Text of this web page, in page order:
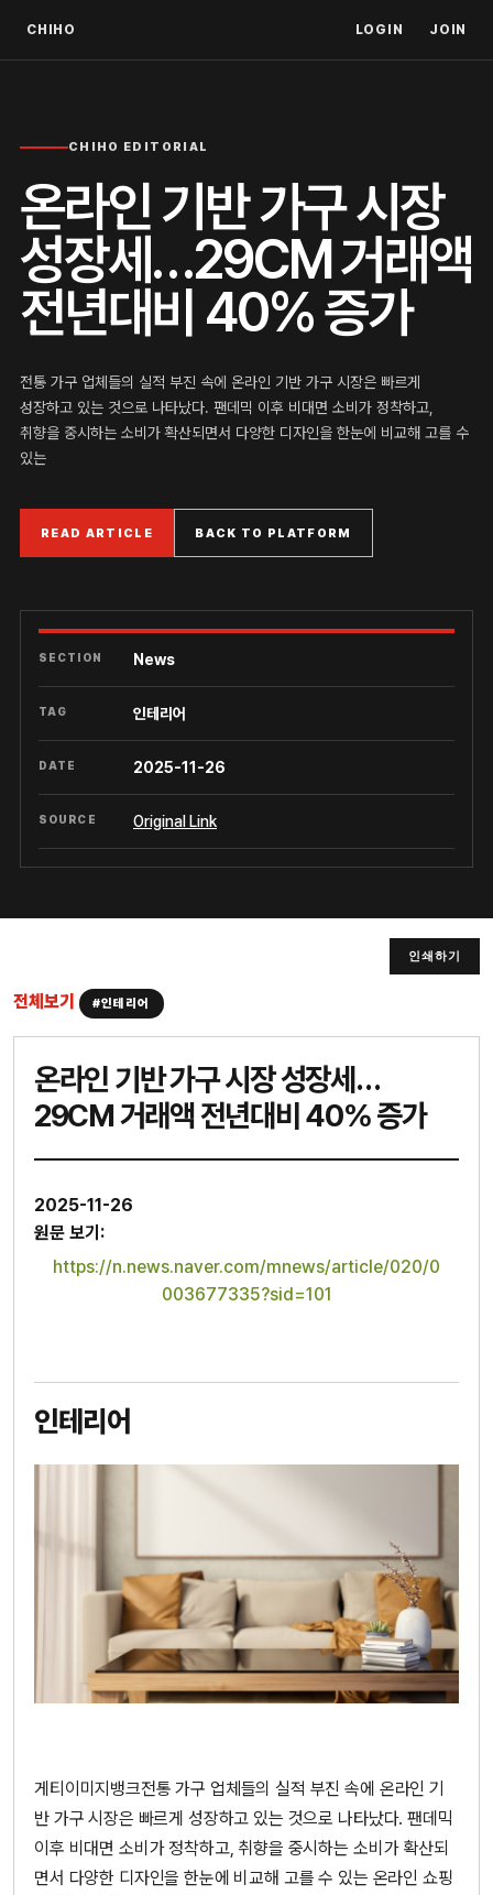
CHIHO LOGIN JOIN
CHIHO EDITORIAL
온라인 기반 가구 시장
성장세…29CM 거래액
전년대비 40% 증가
전통 가구 업체들의 실적 부진 속에 온라인 기반 가구 시장은 빠르게
성장하고 있는 것으로 나타났다. 팬데믹 이후 비대면 소비가 정착하고,
취향을 중시하는 소비가 확산되면서 다양한 디자인을 한눈에 비교해 고를 수
있는
READ ARTICLE BACK TO PLATFORM
SECTION News
TAG 인테리어
DATE 2025-11-26
SOURCE Original Link
인쇄하기
전체보기 #인테리어
온라인 기반 가구 시장 성장세…
29CM 거래액 전년대비 40% 증가
2025-11-26
원문 보기:
https://n.news.naver.com/mnews/article/020/0
003677335?sid=101
인테리어
게티이미지뱅크전통 가구 업체들의 실적 부진 속에 온라인 기
반 가구 시장은 빠르게 성장하고 있는 것으로 나타났다. 팬데믹
이후 비대면 소비가 정착하고, 취향을 중시하는 소비가 확산되
면서 다양한 디자인을 한눈에 비교해 고를 수 있는 온라인 쇼핑